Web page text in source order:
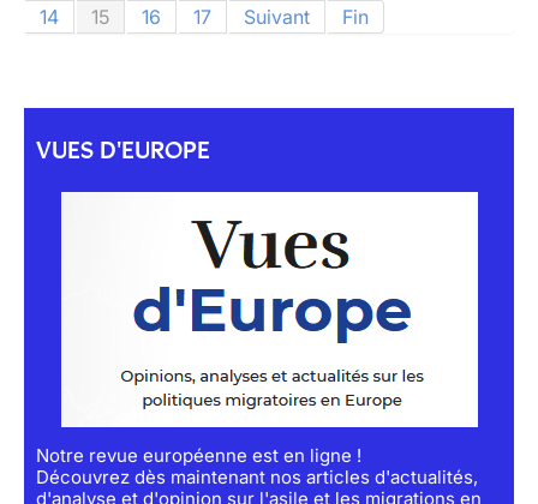
14 15 16 17 Suivant Fin
VUES D'EUROPE
Notre revue européenne est en ligne !
Découvrez dès maintenant nos articles d'actualités,
d'analyse et d'opinion sur l'asile et les migrations en